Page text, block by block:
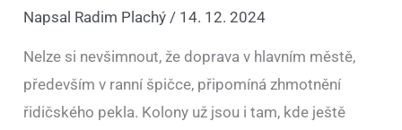
Napsal Radim Plachý/ 14. 12. 2024
Nelze si nevšimnout, že doprava v hlavním městě,
především v ranní špičce, připomíná zhmotnění
řidičského pekla. Kolony už jsou i tam, kde ještě